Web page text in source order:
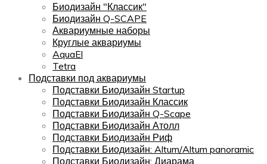
Биодизайн "Классик"
Биодизайн Q-SCAPE
Аквариумные наборы
Круглые аквариумы
AquaEl
Tetra
Подставки под аквариумы
Подставки Биодизайн Startup
Подставки Биодизайн Классик
Подставки Биодизайн Q-Scape
Подставки Биодизайн Атолл
Подставки Биодизайн Риф
Подставки Биодизайн: Altum/Altum panoramic
Подставки Биодизайн: Диарама